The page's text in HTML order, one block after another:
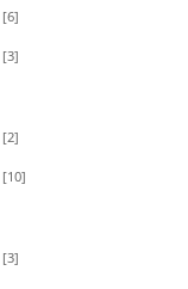
[6]
[3]
[2]
[10]
[3]